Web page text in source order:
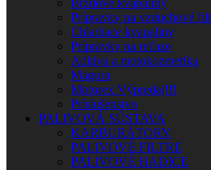
Brzdové kvapaliny
Prípravky na vzduchové
Chladiace kvapaliny
Prípravky na reťaze
Aditíva a motokozmetika
Magura
Motorex Výpredaj!!!
Príslušenstvo
PALIVOVÁ SÚSTAVA
KARBURÁTORY
PALIVOVÉ FILTRE
PALIVOVÉ HADICE